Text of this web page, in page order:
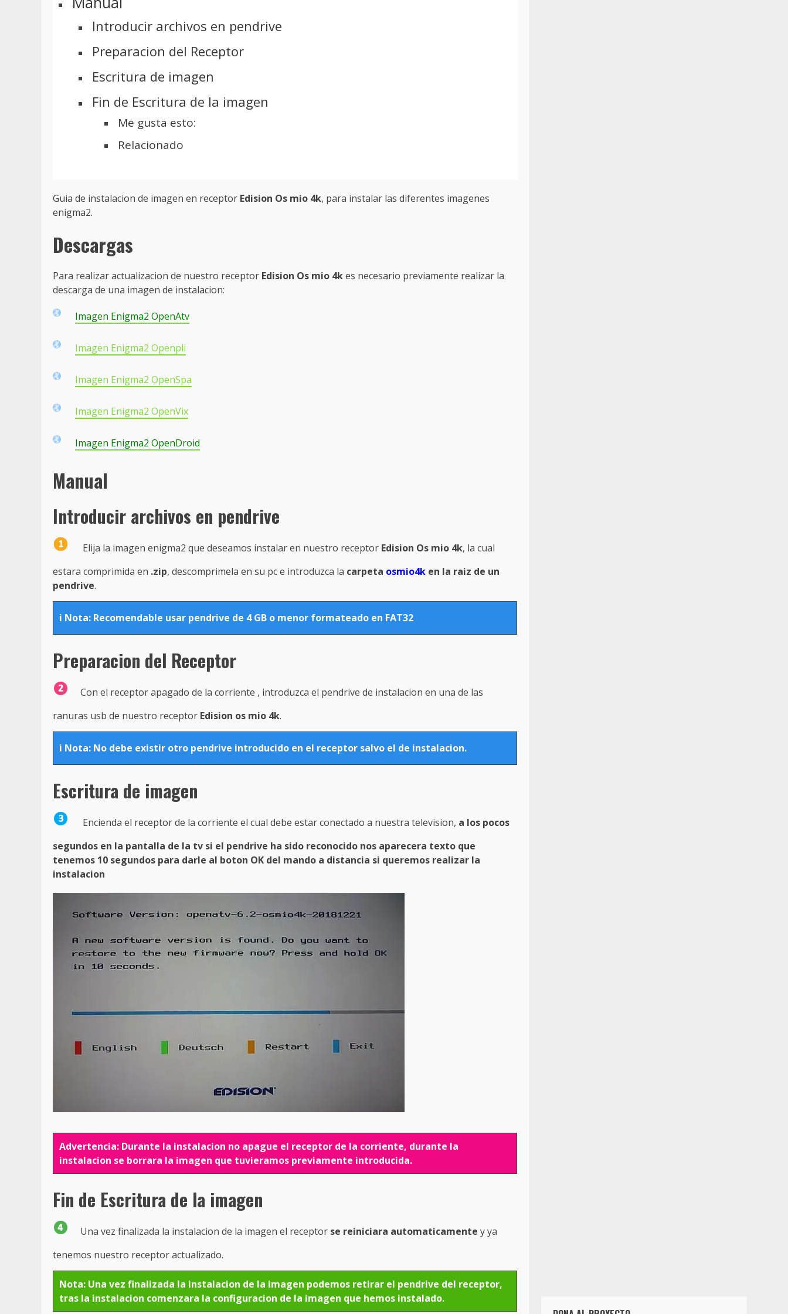
Introducir archivos en pendrive
Preparacion del Receptor
Escritura de imagen
Fin de Escritura de la imagen
Me gusta esto:
Relacionado
Guia de instalacion de imagen en receptor Edision Os mio 4k, para instalar las diferentes imagenes
enigma2.
Descargas
Para realizar actualizacion de nuestro receptor Edision Os mio 4kes necesario previamente realizar la
descarga de una imagen de instalacion:
Imagen Enigma2 OpenAtv
Imagen Enigma2 Openpli
Imagen Enigma2 OpenSpa
Imagen Enigma2 OpenVix
Imagen Enigma2 OpenDroid
Manual
Introducir archivos en pendrive
Elija la imagen enigma2 que deseamos instalar en nuestro receptor Edision Os mio 4k, la cual
estara comprimida en .zip, descomprimela en su pc e introduzca la carpeta osmio4k en la raiz de un
pendrive.
i Nota: Recomendable usar pendrive de 4 GB o menor formateado en FAT32
Preparacion del Receptor
Con el receptor apagado de la corriente , introduzca el pendrive de instalacion en una de las
ranuras usb de nuestro receptor Edision os mio 4k.
i Nota: No debe existir otro pendrive introducido en el receptor salvo el de instalacion.
Escritura de imagen
Encienda el receptor de la corriente el cual debe estar conectado a nuestra television, a los pocos
segundos en la pantalla de la tv si el pendrive ha sido reconocido nos aparecera texto que
tenemos 10 segundos para darle al boton OK del mando a distancia si queremos realizar la
instalacion
Advertencia: Durante la instalacion no apague el receptor de la corriente, durante la
instalacion se borrara la imagen que tuvieramos previamente introducida.
Fin de Escritura de la imagen
Una vez finalizada la instalacion de la imagen el receptor se reiniciara automaticamente y ya
tenemos nuestro receptor actualizado.
Nota: Una vez finalizada la instalacion de la imagen podemos retirar el pendrive del receptor,
tras la instalacion comenzara la configuracion de la imagen que hemos instalado.